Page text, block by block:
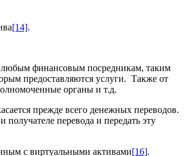
[14].
любым финансовым посредникам, таким
предоставляются услуги. Также от
органы и т.д.
прежде всего денежных переводов.
перевода и передать эту
с виртуальными активами[16].